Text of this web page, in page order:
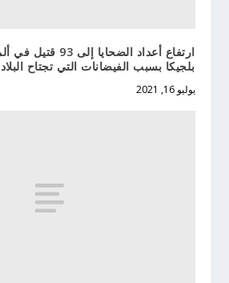
بلجيكا بسبب الفيضانات التي تجتاح البلاد
يوليو 16, 2021